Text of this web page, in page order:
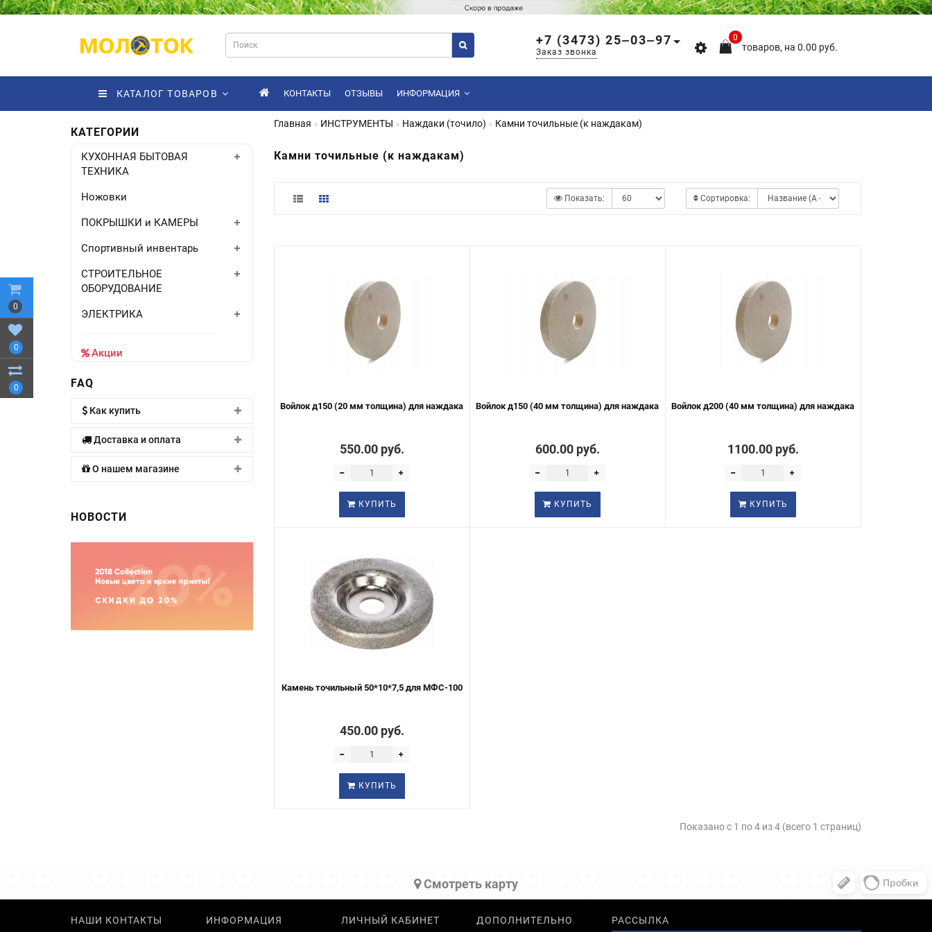
0
0
0
0
товаров, на 0.00 руб.
+7 (3473) 25‒03‒97
Заказ звонка
КАТАЛОГ ТОВАРОВ КОНТАКТЫ ОТЗЫВЫ ИНФОРМАЦИЯ
КАТЕГОРИИ
КУХОННАЯ БЫТОВАЯ
ТЕХНИКА
Ножовки
ПОКРЫШКИ и КАМЕРЫ
Спортивный инвентарь
СТРОИТЕЛЬНОЕ
ОБОРУДОВАНИЕ
ЭЛЕКТРИКА
Акции
FAQ
Как купить
Доставка и оплата
О нашем магазине
НОВОСТИ
Главная ИНСТРУМЕНТЫ Наждаки (точило) Камни точильные (к наждакам)
Камни точильные (к наждакам)
Сортировка:
Показать:
Войлок д150 (20 мм толщина) для наждака
550.00 руб.
КУПИТЬ
Войлок д150 (40 мм толщина) для наждака
600.00 руб.
КУПИТЬ
Войлок д200 (40 мм толщина) для наждака
1100.00 руб.
КУПИТЬ
Камень точильный 50*10*7,5 для МФС-100
450.00 руб.
КУПИТЬ
Показано с 1 по 4 из 4 (всего 1 страниц)
Cмотреть карту
НАШИ КОНТАКТЫ ИНФОРМАЦИЯ ЛИЧНЫЙ КАБИНЕТ ДОПОЛНИТЕЛЬНО РАССЫЛКА